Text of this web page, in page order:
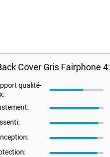
Cover Gris Fairphone 4:
qualité-